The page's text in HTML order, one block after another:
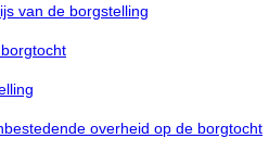
van de borgstelling
overheid op de borgtocht